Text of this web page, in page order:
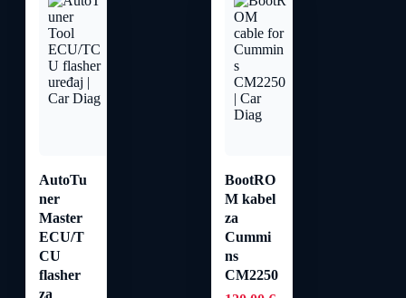
AutoTu
ner
Master
ECU/T
CU
flasher
za
BootRO
M kabel
za
Cummi
ns
CM2250